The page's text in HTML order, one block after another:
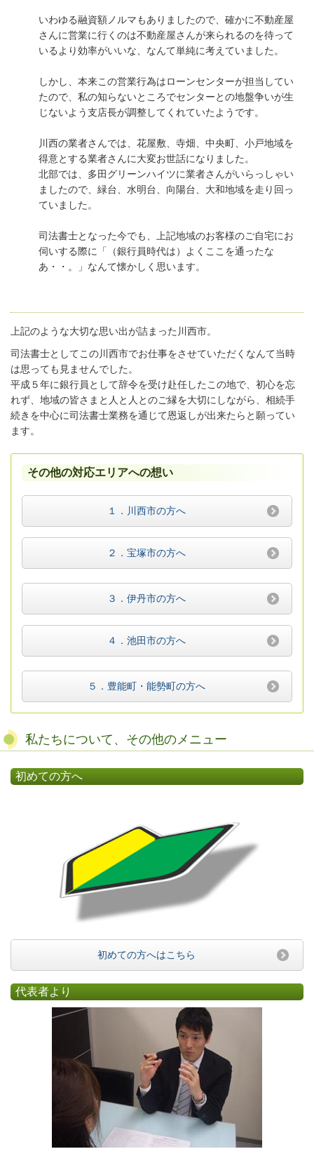
いわゆる融資額ノルマもありましたので、確かに不動産屋
さんに営業に行くのは不動産屋さんが来られるのを待って
いるより効率がいいな、なんて単純に考えていました。
しかし、本来この営業行為はローンセンターが担当してい
たので、私の知らないところでセンターとの地盤争いが生
じないよう支店長が調整してくれていたようです。
川西の業者さんでは、花屋敷、寺畑、中央町、小戸地域を
得意とする業者さんに大変お世話になりました。
北部では、多田グリーンハイツに業者さんがいらっしゃい
ましたので、緑台、水明台、向陽台、大和地域を走り回っ
ていました。
司法書士となった今でも、上記地域のお客様のご自宅にお
伺いする際に「（銀行員時代は）よくここを通ったな
あ・・。」なんて懐かしく思います。
上記のような大切な思い出が詰まった川西市。
司法書士としてこの川西市でお仕事をさせていただくなんて当時
は思っても見ませんでした。
平成５年に銀行員として辞令を受け赴任したこの地で、初心を忘
れず、地域の皆さまと人と人とのご縁を大切にしながら、相続手
続きを中心に司法書士業務を通じて恩返しが出来たらと願ってい
ます。
その他の対応エリアへの想い
１．川西市の方へ
２．宝塚市の方へ
３．伊丹市の方へ
４．池田市の方へ
５．豊能町・能勢町の方へ
私たちについて、その他のメニュー
初めての方へ
初めての方へはこちら
代表者より